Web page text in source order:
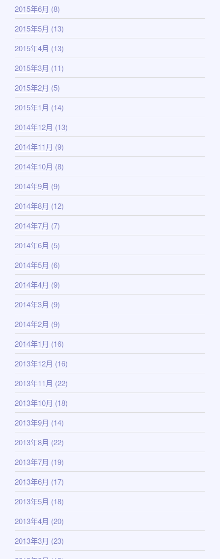
2015年6月 (8)
2015年5月 (13)
2015年4月 (13)
2015年3月 (11)
2015年2月 (5)
2015年1月 (14)
2014年12月 (13)
2014年11月 (9)
2014年10月 (8)
2014年9月 (9)
2014年8月 (12)
2014年7月 (7)
2014年6月 (5)
2014年5月 (6)
2014年4月 (9)
2014年3月 (9)
2014年2月 (9)
2014年1月 (16)
2013年12月 (16)
2013年11月 (22)
2013年10月 (18)
2013年9月 (14)
2013年8月 (22)
2013年7月 (19)
2013年6月 (17)
2013年5月 (18)
2013年4月 (20)
2013年3月 (23)